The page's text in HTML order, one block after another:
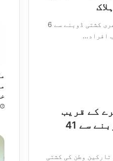
انگلش چینل میں تارکین وطن سے بھری کشتی ڈوبنے سے 6
کے قریب
تارکین وطن کی کشتی ڈوبنے سے 41
تارکین وطن کی کشتی